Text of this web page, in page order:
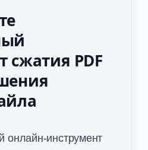
сжатия PDF
инструмент